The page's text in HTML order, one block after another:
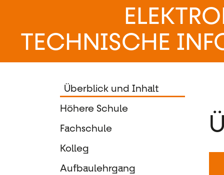
TECHNISCHE
Überblick und Inhalt
Höhere Schule
Fachschule
Kolleg
Aufbaulehrgang